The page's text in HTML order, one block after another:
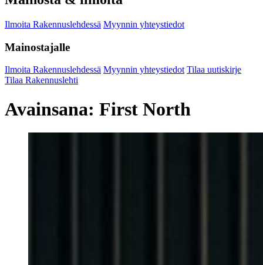
Ilmoita Rakennuslehdessä Myynnin yhteystiedot
Mainostajalle
Ilmoita Rakennuslehdessä Myynnin yhteystiedot Tilaa uutiskirje
Tilaa Rakennuslehti
Avainsana: First North